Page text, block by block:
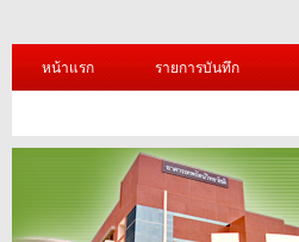
หน้าแรก รายการบันทึก